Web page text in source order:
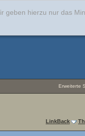
geben hierzu nur das
Erweiterte
LinkBack